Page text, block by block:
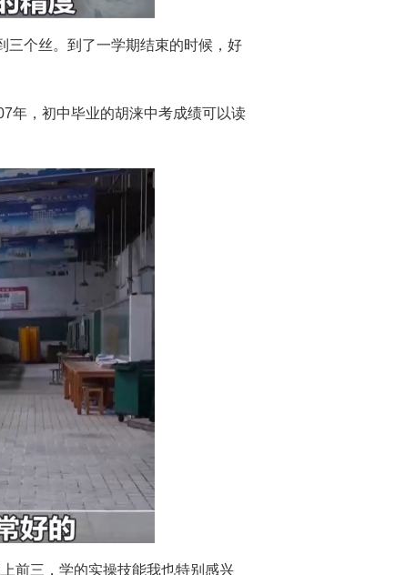
三个丝。到了一学期结束的时候，好
年，初中毕业的胡涞中考成绩可以读
前三，学的实操技能我也特别感兴